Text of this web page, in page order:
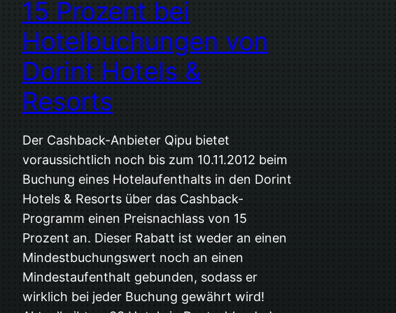
15 Prozent bei
Hotelbuchungen von
Dorint Hotels &
Resorts
Der Cashback-Anbieter Qipu bietet
voraussichtlich noch bis zum 10.11.2012 beim
Buchung eines Hotelaufenthalts in den Dorint
Hotels & Resorts über das Cashback-
Programm einen Preisnachlass von 15
Prozent an. Dieser Rabatt ist weder an einen
Mindestbuchungswert noch an einen
Mindestaufenthalt gebunden, sodass er
wirklich bei jeder Buchung gewährt wird!